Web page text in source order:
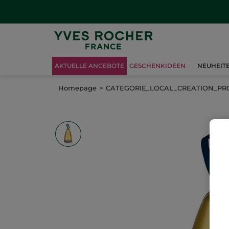
AKTUELLE ANGEBOTE GESCHENKIDEEN
Homepage